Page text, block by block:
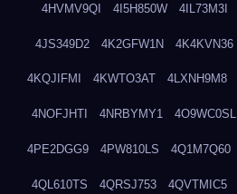
4HVMV9QI 4I5H850W 4IL73M3I
4JS349D2 4K2GFW1N 4K4KVN36
4KQJIFMI 4KWTO3AT 4LXNH9M8
4NOFJHTI 4NRBYMY1 4O9WC0SL
4PE2DGG9 4PW810LS 4Q1M7Q60
4QL610TS 4QRSJ753 4QVTMIC5